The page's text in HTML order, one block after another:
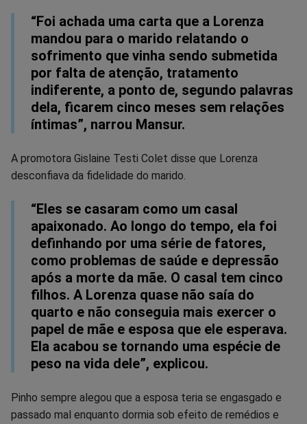
“Foi achada uma carta que a Lorenza
mandou para o marido relatando o
sofrimento que vinha sendo submetida
por falta de atenção, tratamento
indiferente, a ponto de, segundo palavras
dela, ficarem cinco meses sem relações
íntimas”, narrou Mansur.
A promotora Gislaine Testi Colet disse que Lorenza
desconfiava da fidelidade do marido.
“Eles se casaram como um casal
apaixonado. Ao longo do tempo, ela foi
definhando por uma série de fatores,
como problemas de saúde e depressão
após a morte da mãe. O casal tem cinco
filhos. A Lorenza quase não saía do
quarto e não conseguia mais exercer o
papel de mãe e esposa que ele esperava.
Ela acabou se tornando uma espécie de
peso na vida dele”, explicou.
Pinho sempre alegou que a esposa teria se engasgado e
passado mal enquanto dormia sob efeito de remédios e